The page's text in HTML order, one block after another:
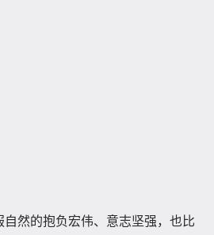
然的抱负宏伟、意志坚强，也比